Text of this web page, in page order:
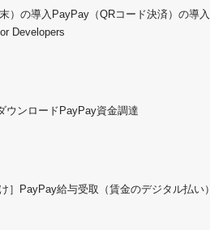
）の導入 PayPay（QRコード決済）の導入
Developers
ウンロード PayPay資金調達
］PayPay給与受取（賃金のデジタル払い）